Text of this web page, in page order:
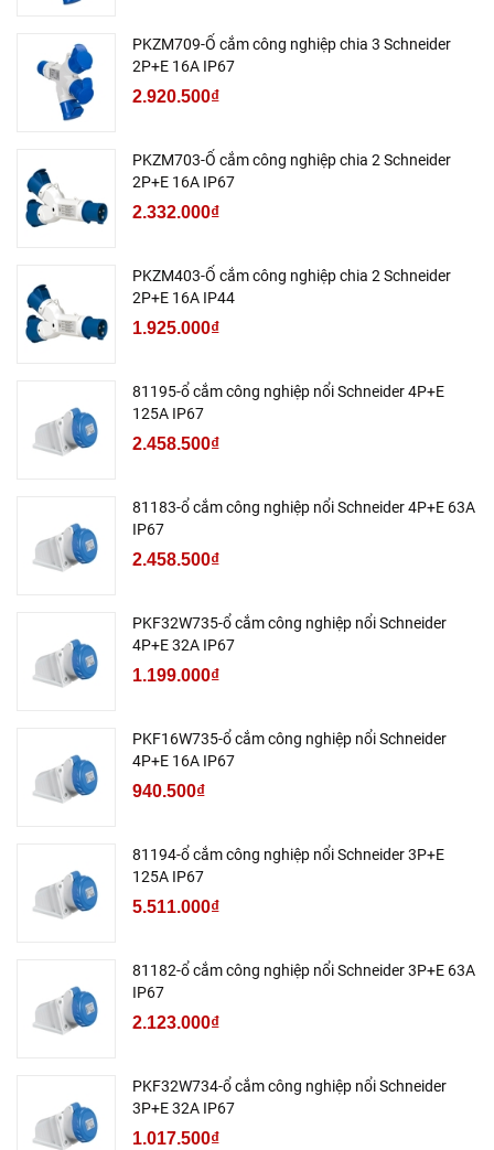
PKZM709-Ổ cắm công nghiệp chia 3 Schneider
2P+E 16A IP67
2.920.500₫
PKZM703-Ổ cắm công nghiệp chia 2 Schneider
2P+E 16A IP67
2.332.000₫
PKZM403-Ổ cắm công nghiệp chia 2 Schneider
2P+E 16A IP44
1.925.000₫
81195-ổ cắm công nghiệp nổi Schneider 4P+E
125A IP67
2.458.500₫
81183-ổ cắm công nghiệp nổi Schneider 4P+E 63A
IP67
2.458.500₫
PKF32W735-ổ cắm công nghiệp nổi Schneider
4P+E 32A IP67
1.199.000₫
PKF16W735-ổ cắm công nghiệp nổi Schneider
4P+E 16A IP67
940.500₫
81194-ổ cắm công nghiệp nổi Schneider 3P+E
125A IP67
5.511.000₫
81182-ổ cắm công nghiệp nổi Schneider 3P+E 63A
IP67
2.123.000₫
PKF32W734-ổ cắm công nghiệp nổi Schneider
3P+E 32A IP67
1.017.500₫